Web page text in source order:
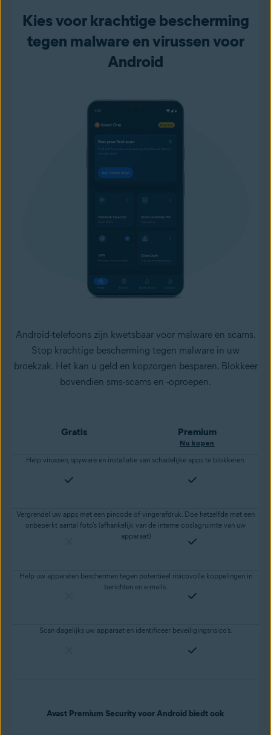
Kies voor krachtige bescherming
tegen malware en virussen voor
Android
Android-telefoons zijn kwetsbaar voor malware en scams.
Stop krachtige bescherming tegen malware in uw
broekzak. Het kan u geld en kopzorgen besparen. Blokkeer
bovendien sms-scams en -oproepen.
Gratis Premium
Nu kopen
Help virussen, spyware en installatie van schadelijke apps te blokkeren.
Vergrendel uw apps met een pincode of vingerafdruk. Doe hetzelfde met een
onbeperkt aantal foto's (afhankelijk van de interne opslagruimte van uw
apparaat)
Help uw apparaten beschermen tegen potentieel risicovolle koppelingen in
berichten en e-mails.
Scan dagelijks uw apparaat en identificeer beveiligingsrisico's.
Avast Premium Security voor Android biedt ook